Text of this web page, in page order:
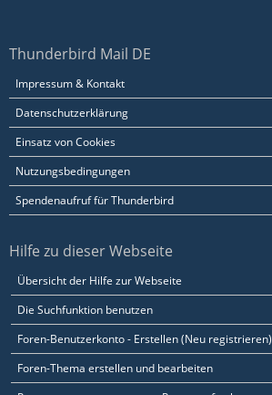
Thunderbird Mail DE
Impressum & Kontakt
Datenschutzerklärung
Einsatz von Cookies
Nutzungsbedingungen
Spendenaufruf für Thunderbird
Hilfe zu dieser Webseite
Übersicht der Hilfe zur Webseite
Die Suchfunktion benutzen
Foren-Benutzerkonto - Erstellen (Neu registrieren)
Foren-Thema erstellen und bearbeiten